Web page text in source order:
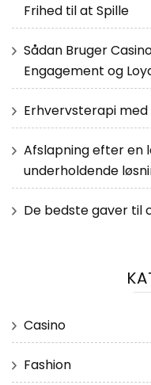
Frihed til at Spille
Sådan Bruger
Engagement og
Erhvervsterapi
Afslapning efter en
underholdende
De bedste gaver til
Casino
Fashion